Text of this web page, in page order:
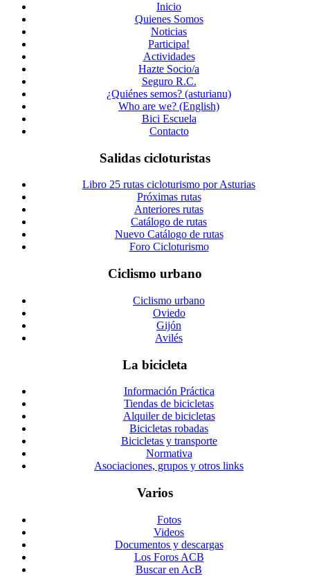
Inicio
Quienes Somos
Noticias
Participa!
Actividades
Hazte Socio/a
Seguro R.C.
¿Quiénes semos? (asturianu)
Who are we? (English)
Bici Escuela
Contacto
Salidas cicloturistas
Libro 25 rutas cicloturismo por Asturias
Próximas rutas
Anteriores rutas
Catálogo de rutas
Nuevo Catálogo de rutas
Foro Cicloturismo
Ciclismo urbano
Ciclismo urbano
Oviedo
Gijón
Avilés
La bicicleta
Información Práctica
Tiendas de bicicletas
Alquiler de bicicletas
Bicicletas robadas
Bicicletas y transporte
Normativa
Asociaciones, grupos y otros links
Varios
Fotos
Videos
Documentos y descargas
Los Foros ACB
Buscar en AcB